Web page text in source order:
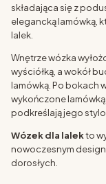
składająca się z
elegancką lamówką,
lalek.
Wnętrze wózka
wyściółką, a wokół
lamówką. Po bokach
wykończone
podkreślają jego
Wózek dla lalekto
nowoczesnym
dorosłych.